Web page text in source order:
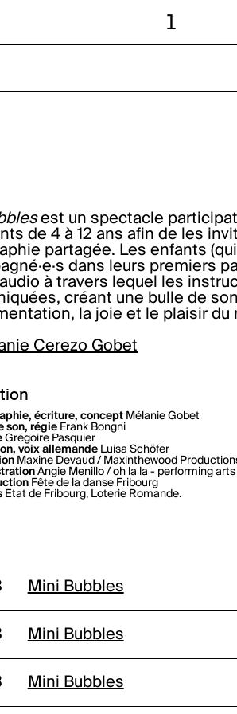
l
est un spectacle
de 4 à 12 ans afin de les
partagée. Les enfants
dans leurs premiers
à travers lequel les
créant une bulle de
la joie et le plaisir du
Cerezo Gobet
écriture, concept Mélanie Gobet
son, régie Frank Bongni
Grégoire Pasquier
voix allemande Luisa Schöfer
Maxine Devaud / Maxinthewood
Angie Menillo / oh la la - performing
Fête de la danse Fribourg
Etat de Fribourg, Loterie Romande.
Mini Bubbles
Mini Bubbles
Mini Bubbles